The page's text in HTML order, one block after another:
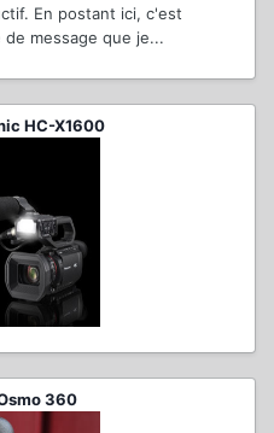
En postant ici, c'est
message que je...
HC-X1600
360